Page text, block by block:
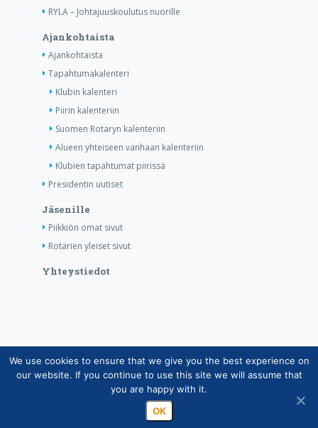
RYLA – Johtajuuskoulutus nuorille
Ajankohtaista
Ajankohtaista
Tapahtumakalenteri
Klubin kalenteri
Piirin kalenteriin
Suomen Rotaryn kalenteriin
Alueen yhteiseen vanhaan kalenteriin
Klubien tapahtumat piirissä
Presidentin uutiset
Jäsenille
Piikkiön omat sivut
Rotarien yleiset sivut
Yhteystiedot
Copyright © Suomen Rotarypalvelu ry 2026 |
Jäsentietojärjestelmän tietosuojaseloste|Henkilötietojen
käsittely Rotarytoiminnassa
We use cookies to ensure that we give you the best experience on
our website. If you continue to use this site we will assume that
you are happy with it.
OK